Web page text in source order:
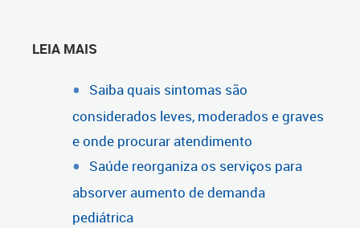
LEIA MAIS
Saiba quais sintomas são
considerados leves, moderados e graves
e onde procurar atendimento
Saúde reorganiza os serviços para
absorver aumento de demanda
pediátrica